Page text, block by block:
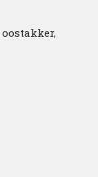
oostakker,